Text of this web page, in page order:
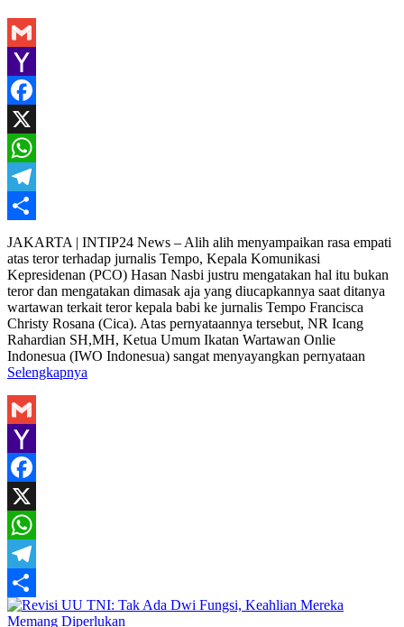
Gmail
Yahoo
Mail
Facebook
X
WhatsApp
Telegram
Share
JAKARTA | INTIP24 News – Alih alih menyampaikan rasa empati
atas teror terhadap jurnalis Tempo, Kepala Komunikasi
Kepresidenan (PCO) Hasan Nasbi justru mengatakan hal itu bukan
teror dan mengatakan dimasak aja yang diucapkannya saat ditanya
wartawan terkait teror kepala babi ke jurnalis Tempo Francisca
Christy Rosana (Cica). Atas pernyataannya tersebut, NR Icang
Rahardian SH,MH, Ketua Umum Ikatan Wartawan Onlie
Indonesua (IWO Indonesua) sangat menyayangkan pernyataan
Selengkapnya
Gmail
Yahoo
Mail
Facebook
X
WhatsApp
Telegram
Share